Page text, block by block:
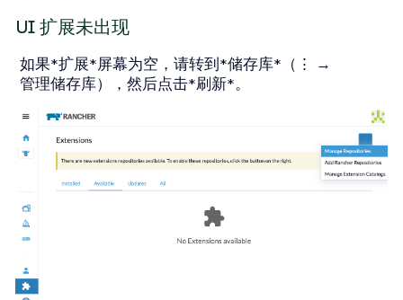
UI 扩展未出现
如果*扩展*屏幕为空，请转到*储存库*（ ⋮ →
管理储存库），然后点击*刷新*。